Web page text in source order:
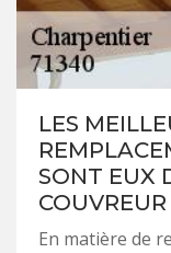
LES
SONT EUX
COUVREUR
En matière de